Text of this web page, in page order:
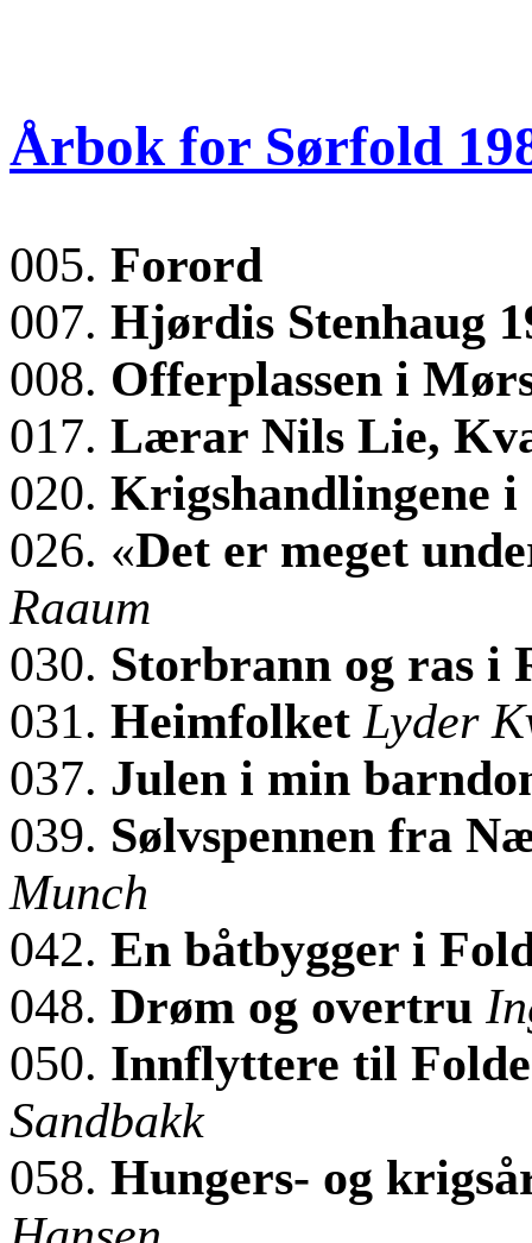
Årbok for Sørfold
005. Forord
007. Hjørdis Stenhaug
008. Offerplassen i
017. Lærar Nils Lie,
020. Krigshandlingene
026. «Det er meget
Raaum
030. Storbrann og ras i
031. Heimfolket Lyder
037. Julen i min
039. Sølvspennen fra
Munch
042. En båtbygger i
048. Drøm og overtru
050. Innflyttere til
Sandbakk
058. Hungers- og